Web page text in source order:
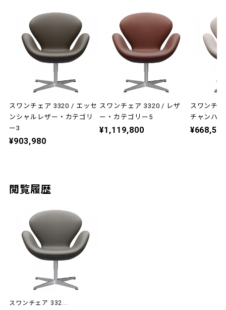
スワンチェア 3320 / エッセ
ンシャルレザー・カテゴリ
ー3
¥903,980
スワンチェア 3320 / レザ
ー・カテゴリー5
¥1,119,800
スワンチ
チャンハ
閲覧履歴
スワンチェア 332...